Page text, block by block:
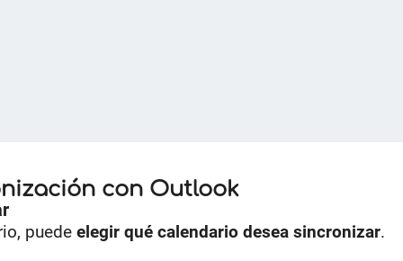
con Outlook
puede elegir qué calendario desea sincronizar.